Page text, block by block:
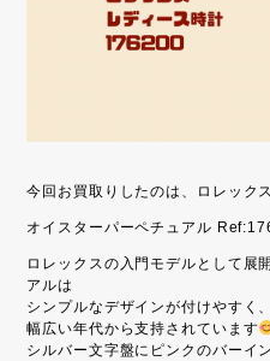
今回お買取りしたのは、ロレック
オイスターパーペチュアル
ロレックスの入門モデルとして展
アルは
シンプルなデザインが付けやすく、
幅広い年代から支持されています
シルバー文字盤にピンクのバーイ